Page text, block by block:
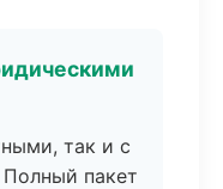
так и с
пакет